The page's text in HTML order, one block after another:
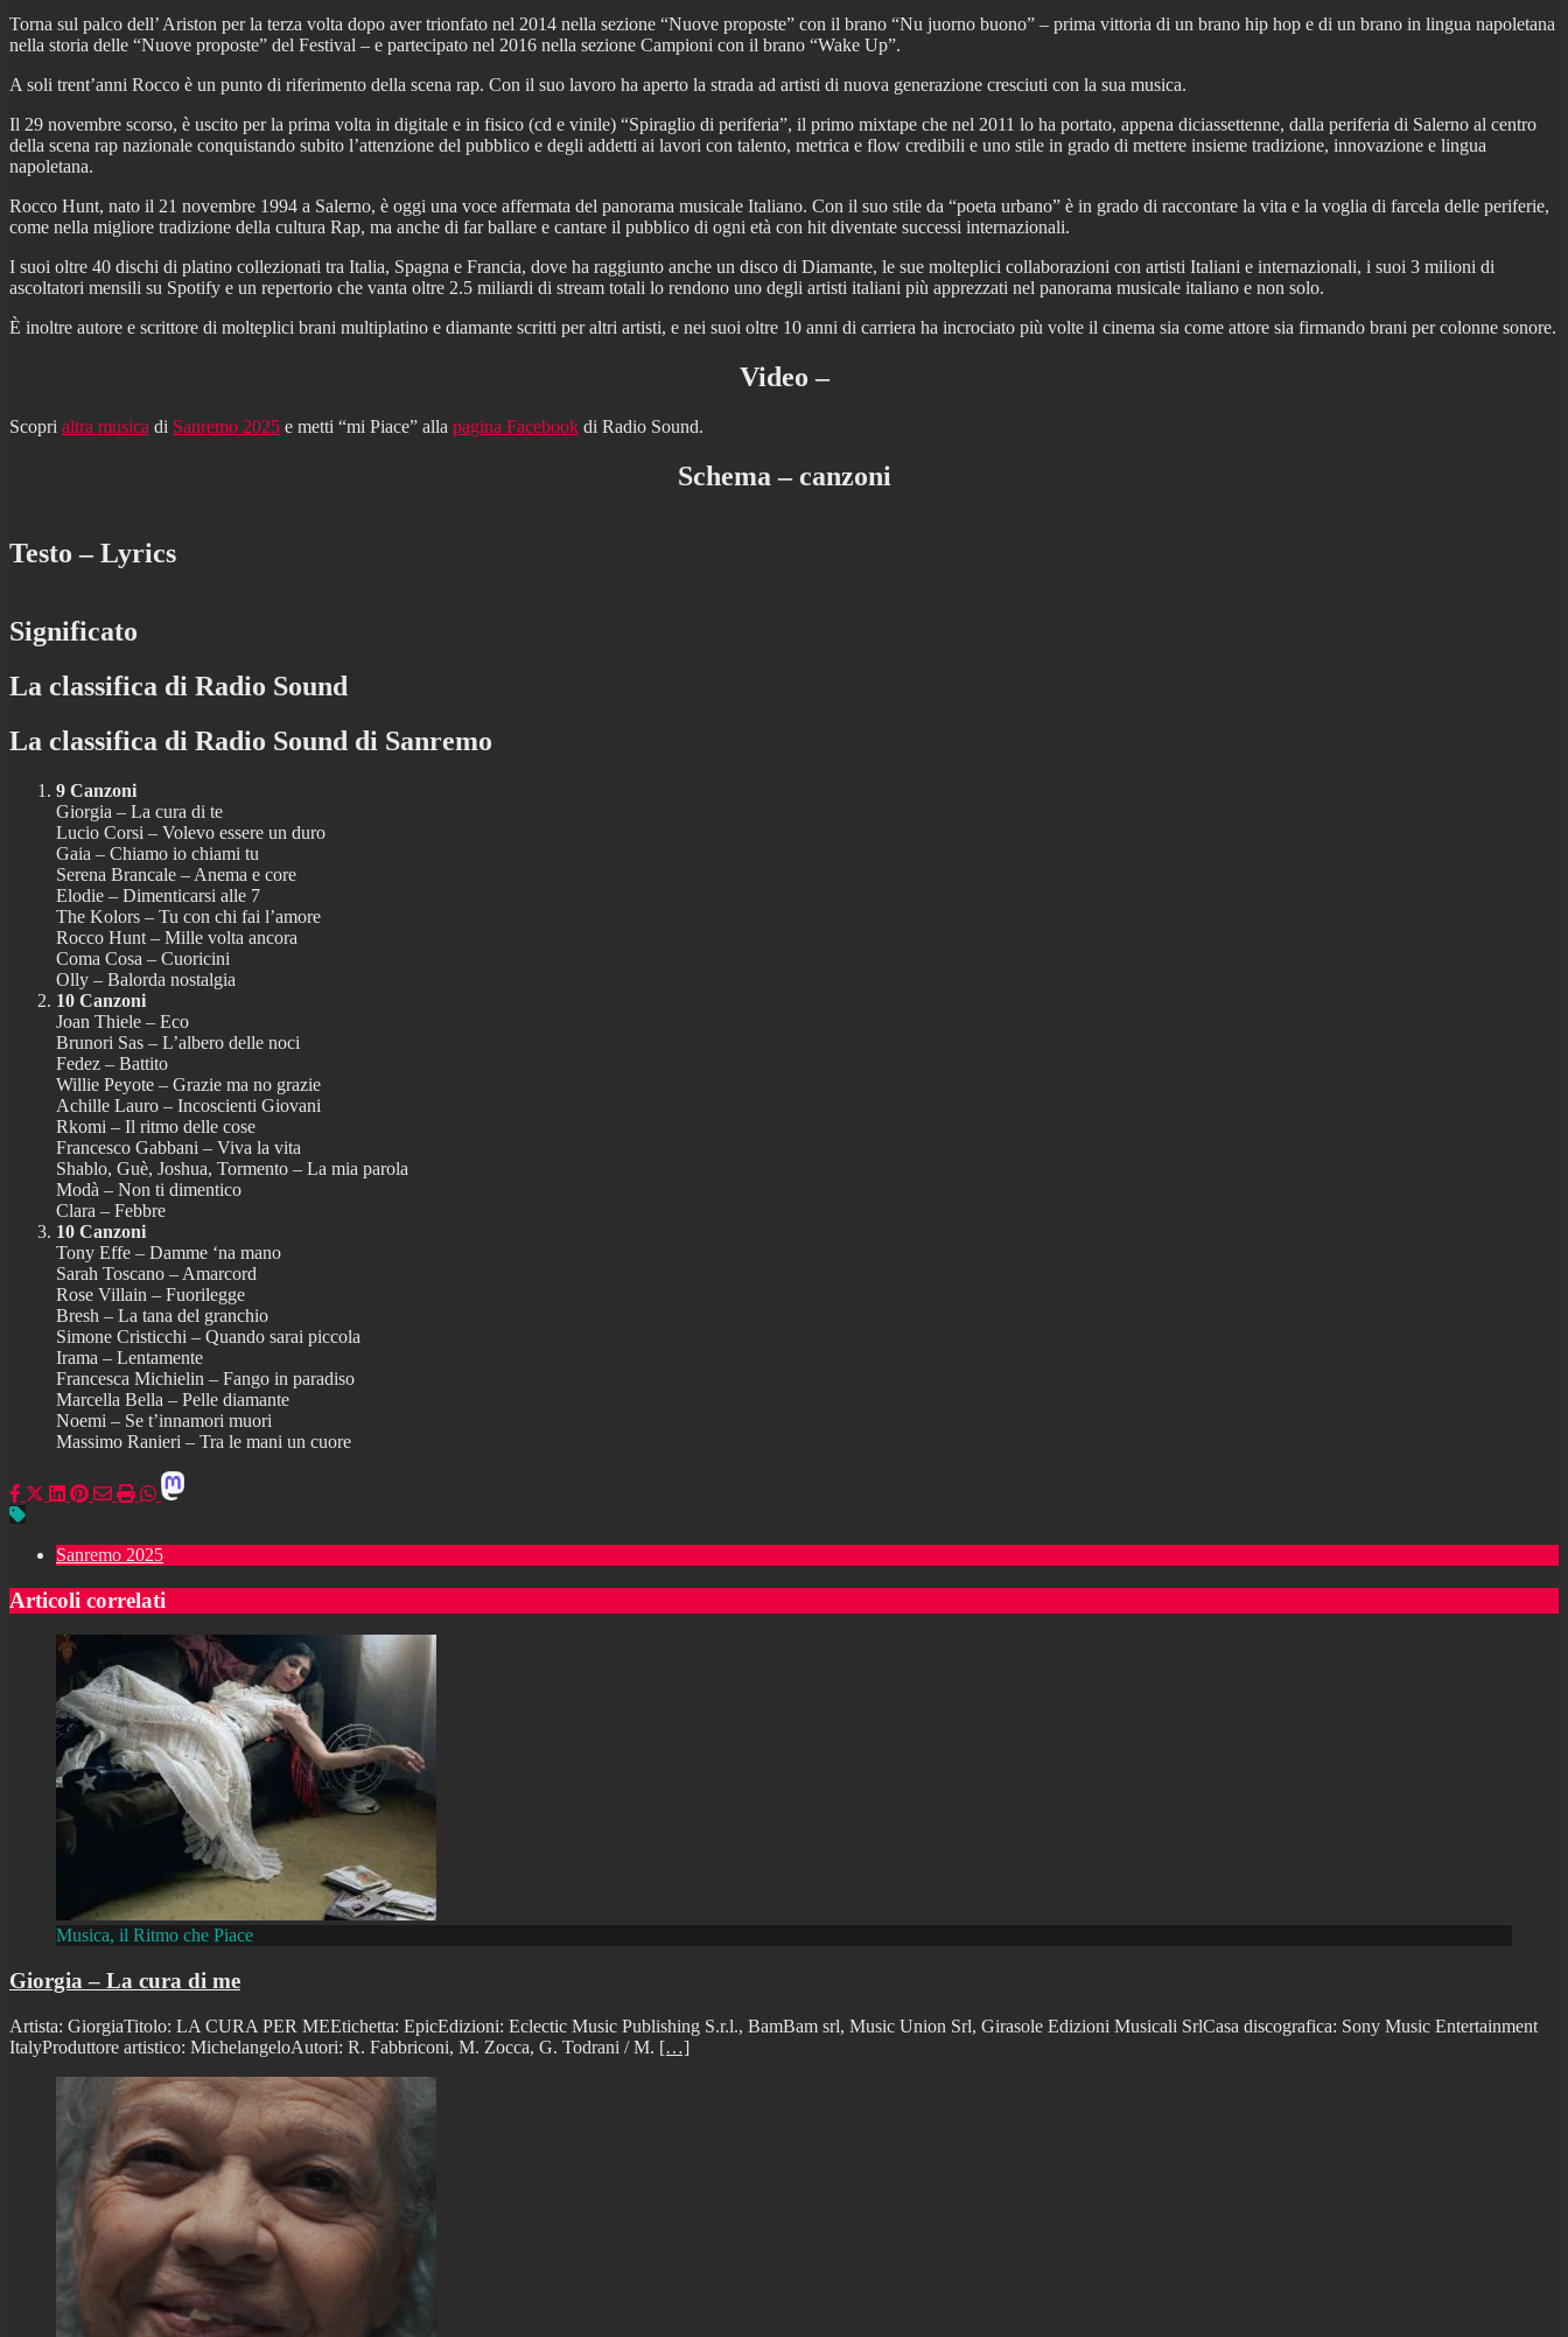
Torna sul palco dell’ Ariston per la terza volta dopo aver trionfato nel 2014 nella sezione “Nuove proposte” con il brano “Nu juorno buono” – prima vittoria di un brano hip hop e di un brano in lingua napoletana
nella storia delle “Nuove proposte” del Festival – e partecipato nel 2016 nella sezione Campioni con il brano “Wake Up”.
A soli trent’anni Rocco è un punto di riferimento della scena rap. Con il suo lavoro ha aperto la strada ad artisti di nuova generazione cresciuti con la sua musica.
Il 29 novembre scorso, è uscito per la prima volta in digitale e in fisico (cd e vinile) “Spiraglio di periferia”, il primo mixtape che nel 2011 lo ha portato, appena diciassettenne, dalla periferia di Salerno al centro
della scena rap nazionale conquistando subito l’attenzione del pubblico e degli addetti ai lavori con talento, metrica e flow credibili e uno stile in grado di mettere insieme tradizione, innovazione e lingua
napoletana.
Rocco Hunt, nato il 21 novembre 1994 a Salerno, è oggi una voce affermata del panorama musicale Italiano. Con il suo stile da “poeta urbano” è in grado di raccontare la vita e la voglia di farcela delle periferie,
come nella migliore tradizione della cultura Rap, ma anche di far ballare e cantare il pubblico di ogni età con hit diventate successi internazionali.
I suoi oltre 40 dischi di platino collezionati tra Italia, Spagna e Francia, dove ha raggiunto anche un disco di Diamante, le sue molteplici collaborazioni con artisti Italiani e internazionali, i suoi 3 milioni di
ascoltatori mensili su Spotify e un repertorio che vanta oltre 2.5 miliardi di stream totali lo rendono uno degli artisti italiani più apprezzati nel panorama musicale italiano e non solo.
È inoltre autore e scrittore di molteplici brani multiplatino e diamante scritti per altri artisti, e nei suoi oltre 10 anni di carriera ha incrociato più volte il cinema sia come attore sia firmando brani per colonne sonore.
Video –
Scopri altra musica di Sanremo 2025 e metti “mi Piace” alla pagina Facebook di Radio Sound.
Schema – canzoni
Testo – Lyrics
Significato
La classifica di Radio Sound
La classifica di Radio Sound di Sanremo
9 Canzoni
Giorgia – La cura di te
Lucio Corsi – Volevo essere un duro
Gaia – Chiamo io chiami tu
Serena Brancale – Anema e core
Elodie – Dimenticarsi alle 7
The Kolors – Tu con chi fai l’amore
Rocco Hunt – Mille volta ancora
Coma Cosa – Cuoricini
Olly – Balorda nostalgia
10 Canzoni
Joan Thiele – Eco
Brunori Sas – L’albero delle noci
Fedez – Battito
Willie Peyote – Grazie ma no grazie
Achille Lauro – Incoscienti Giovani
Rkomi – Il ritmo delle cose
Francesco Gabbani – Viva la vita
Shablo, Guè, Joshua, Tormento – La mia parola
Modà – Non ti dimentico
Clara – Febbre
10 Canzoni
Tony Effe – Damme ‘na mano
Sarah Toscano – Amarcord
Rose Villain – Fuorilegge
Bresh – La tana del granchio
Simone Cristicchi – Quando sarai piccola
Irama – Lentamente
Francesca Michielin – Fango in paradiso
Marcella Bella – Pelle diamante
Noemi – Se t’innamori muori
Massimo Ranieri – Tra le mani un cuore
Sanremo 2025
Articoli correlati
Musica, il Ritmo che Piace
Giorgia – La cura di me
Artista: GiorgiaTitolo: LA CURA PER MEEtichetta: EpicEdizioni: Eclectic Music Publishing S.r.l., BamBam srl, Music Union Srl, Girasole Edizioni Musicali SrlCasa discografica: Sony Music Entertainment
ItalyProduttore artistico: MichelangeloAutori: R. Fabbriconi, M. Zocca, G. Todrani / M. […]